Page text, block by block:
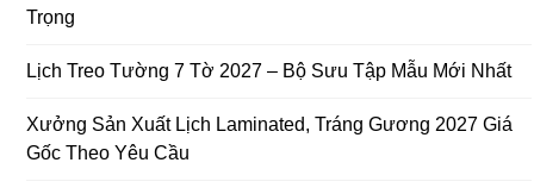
Trọng
Lịch Treo Tường 7 Tờ 2027 – Bộ Sưu Tập Mẫu Mới Nhất
Xưởng Sản Xuất Lịch Laminated, Tráng Gương 2027 Giá
Gốc Theo Yêu Cầu